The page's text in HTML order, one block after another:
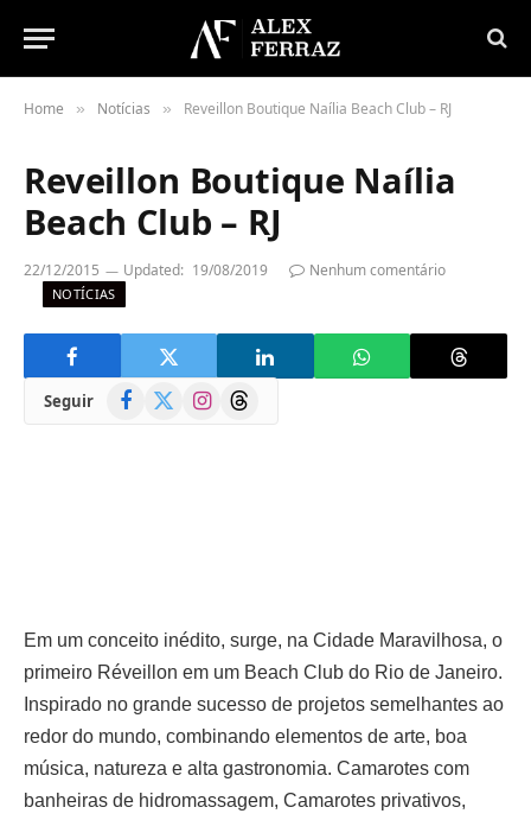
Home » Notícias » Reveillon Boutique Naília Beach Club – RJ
Reveillon Boutique Naília
Beach Club – RJ
22/12/2015 Updated: 19/08/2019 Nenhum comentário
NOTÍCIAS
Seguir Facebook
(Twitter)
InstagramThreads
Em um conceito inédito, surge, na Cidade Maravilhosa, o
primeiro Réveillon em um Beach Club do Rio de Janeiro.
Inspirado no grande sucesso de projetos semelhantes ao
redor do mundo, combinando elementos de arte, boa
música, natureza e alta gastronomia. Camarotes com
banheiras de hidromassagem, Camarotes privativos,